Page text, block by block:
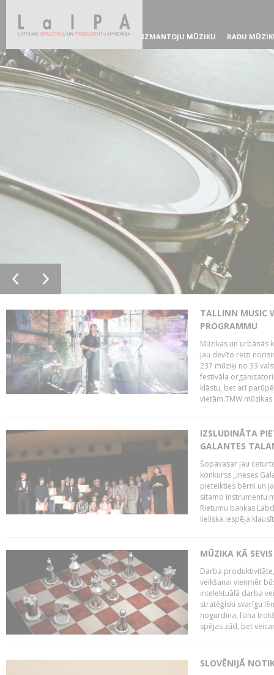
IZMANTOJU MŪZIKU RADU
TALLINN MUSIC
PROGRAMMU
Mūzikas un urbānās
jau devīto reizi
237 mūziķi no 33
festivāla
klāstu, bet arī
vietām.TMW
IZSLUDINĀTA
GALANTES
Šopavasar jau
konkurss „Ineses
pieteikties bērni un
sitamo instrumentu
Rietumu bankas
lieliska iespēja
MŪZIKA KĀ
Darba
veikšanai vienmēr
intelektuālā darba
stratēģiski svarīgu
nogurdina, fona
spējas zūd, bet
SLOVĒNIJĀ